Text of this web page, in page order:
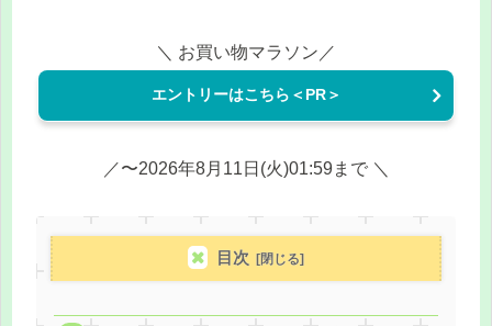
＼ お買い物マラソン／
エントリーはこちら＜PR＞
／〜2026年8月11日(火)01:59まで ＼
目次